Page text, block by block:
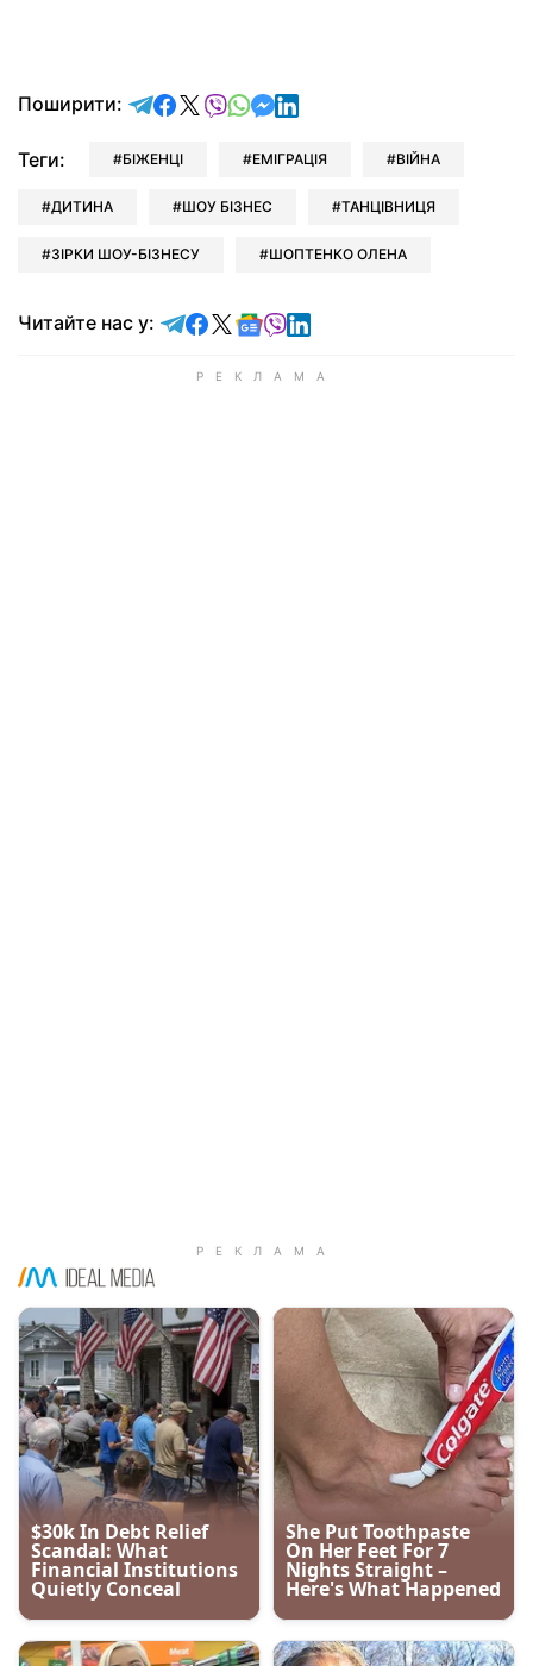
Поширити: відправити у Telegram
поділитись у Facebook
поділитись у X
відправити у Viber
відправити у Whatsapp
відправити у Messenger
відправити у LinkedIn
Теги: БІЖЕНЦІ ЕМІГРАЦІЯ ВІЙНА
ДИТИНА ШОУ БІЗНЕС ТАНЦІВНИЦЯ
ЗІРКИ ШОУ-БІЗНЕСУ ШОПТЕНКО ОЛЕНА
Читайте нас у: Читайте у Telegram
Читайте у Facebook
Читайте у X
Читайте у Google news
Читайте у Viber
Читайте у LinkedIn